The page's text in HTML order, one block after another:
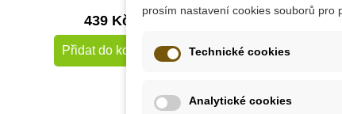
439 Kč
Přidat do košíku
409 Kč
Přidat do
prosím nastavení cookies souborů pro
Technické cookies
Analytické cookies